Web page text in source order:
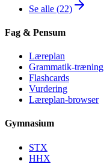
Se alle (22)
Fag & Pensum
Læreplan
Grammatik-træning
Flashcards
Vurdering
Læreplan-browser
Gymnasium
STX
HHX